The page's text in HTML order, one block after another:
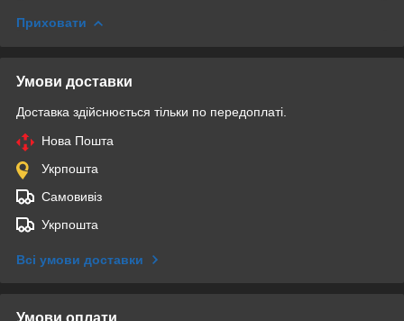
Приховати
Умови доставки
Доставка здійснюється тільки по передоплаті.
Нова Пошта
Укрпошта
Самовивіз
Укрпошта
Всі умови доставки
Умови оплати